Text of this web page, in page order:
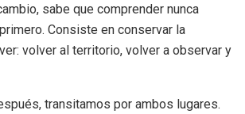
sabe que comprender nunca
Consiste en conservar la
volver al territorio, volver a observar y
transitamos por ambos lugares.